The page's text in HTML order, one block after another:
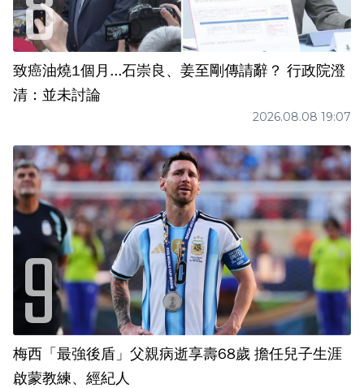
致癌油燒1個月...石崇良、姜至剛傳請辭？ 行政院澄
清：並未討論
2026.08.08 19:07
梅西「最強後盾」父親病逝享壽68歲 擔任兒子生涯
啟蒙教練、經紀人